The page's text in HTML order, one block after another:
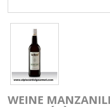
WEINE